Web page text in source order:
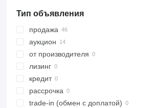
Тип объявления
продажа
аукцион
от производителя
лизинг
кредит
рассрочка
trade-in (обмен с доплатой)